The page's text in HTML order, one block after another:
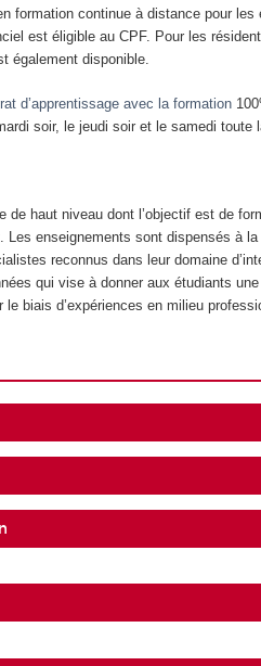
formation continue à distance pour les
est éligible au CPF. Pour les
également disponible.
d’apprentissage avec la formation
soir, le jeudi soir et le samedi toute
de haut niveau dont l’objectif est de
Les enseignements sont dispensés à
reconnus dans leur domaine
qui vise à donner aux étudiants
biais d’expériences en milieu